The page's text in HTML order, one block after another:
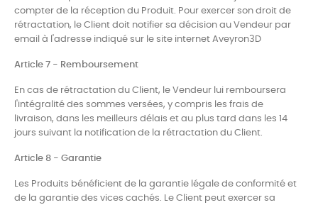
compter de la réception du Produit. Pour exercer son droit de
rétractation, le Client doit notifier sa décision au Vendeur par
email à l'adresse indiqué sur le site internet Aveyron3D
Article 7 - Remboursement
En cas de rétractation du Client, le Vendeur lui remboursera
l'intégralité des sommes versées, y compris les frais de
livraison, dans les meilleurs délais et au plus tard dans les 14
jours suivant la notification de la rétractation du Client.
Article 8 - Garantie
Les Produits bénéficient de la garantie légale de conformité et
de la garantie des vices cachés. Le Client peut exercer sa